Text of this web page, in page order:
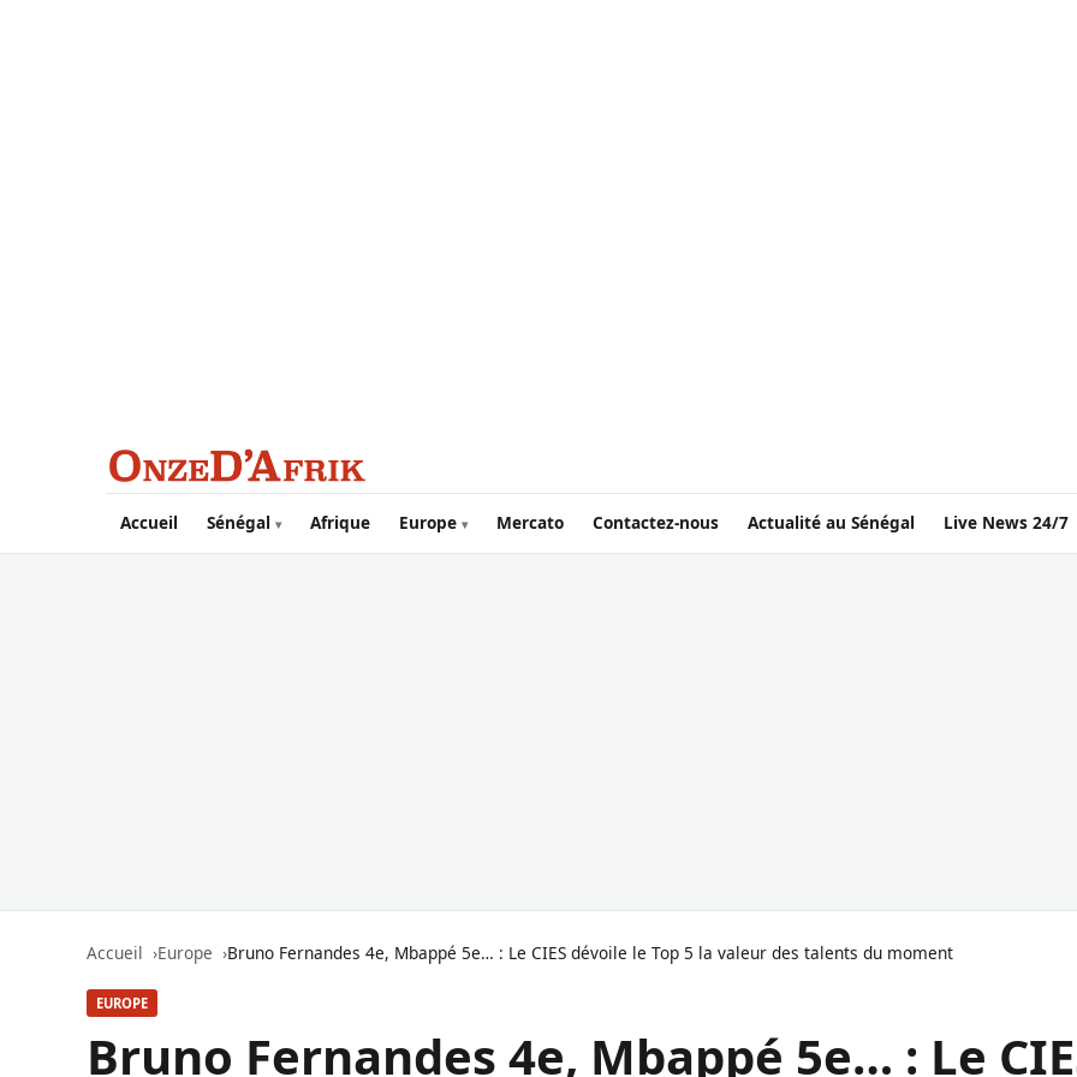
Aller au contenu principal
Accueil Sénégal Afrique Europe Mercato Contactez-nous Actualité au Sénégal Live News 24/7
Accueil Europe Bruno Fernandes 4e, Mbappé 5e… : Le CIES dévoile le Top 5 la valeur des talents du moment
EUROPE
Bruno Fernandes 4e, Mbappé 5e… : Le